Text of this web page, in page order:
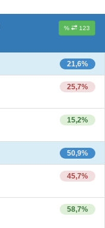
% 123
21,6%
25,7%
15,2%
50,9%
45,7%
58,7%